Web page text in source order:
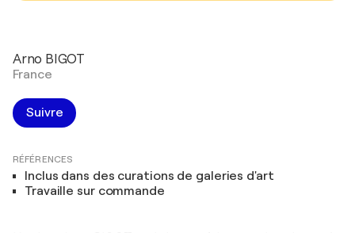
Arno BIGOT
France
Suivre
RÉFÉRENCES
Inclus dans des curations de galeries d'art
Travaille sur commande